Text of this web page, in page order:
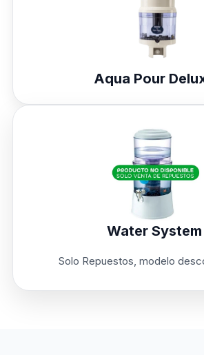
Aqua Pour
Water System
Solo Repuestos, modelo